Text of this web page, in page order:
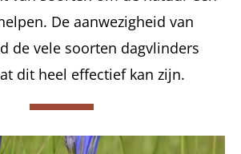
De aanwezigheid van
de vele soorten dagvlinders
dit heel effectief kan zijn.